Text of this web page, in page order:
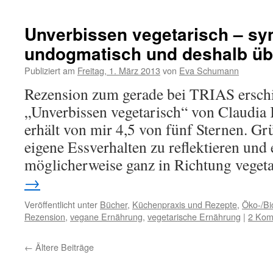
Unverbissen vegetarisch –
undogmatisch und deshalb
Publiziert am Freitag, 1. März 2013 von Eva Schumann
Rezension zum gerade bei TRIAS
„Unverbissen vegetarisch“ von
erhält von mir 4,5 von fünf Sternen.
eigene Essverhalten zu reflektieren und
möglicherweise ganz in Richtung
→
Veröffentlicht unter Bücher, Küchenpraxis und Rezepte, Öko-/
Rezension, vegane Ernährung, vegetarische Ernährung | 2
← Ältere Beiträge